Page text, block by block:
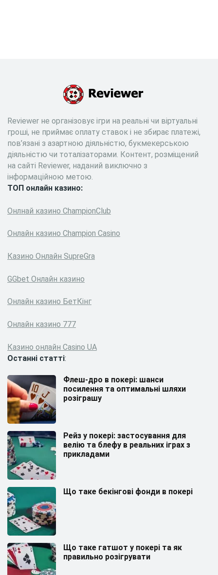
Reviewer не організовує ігри на реальні чи віртуальні
гроші, не приймає оплату ставок і не збирає платежі,
пов’язані з азартною діяльністю, букмекерською
діяльністю чи тоталізаторами. Контент, розміщений
на сайті Reviewer, наданий виключно з
інформаційною метою.
ТОП онлайн казино:
Онлнай казино ChampionClub
Онлайн казино Сhampion Сasino
Казино Онлайн SupreGra
GGbet Онлайн казино
Онлайн казино БетКінг
Онлайн казино 777
Казино онлайн Casino UA
Останні статті:
Флеш-дро в покері: шанси
посилення та оптимальні шляхи
розіграшу
Рейз у покері: застосування для
велію та блефу в реальних іграх з
прикладами
Що таке бекінгові фонди в покері
Що таке гатшот у покері та як
правильно розігрувати